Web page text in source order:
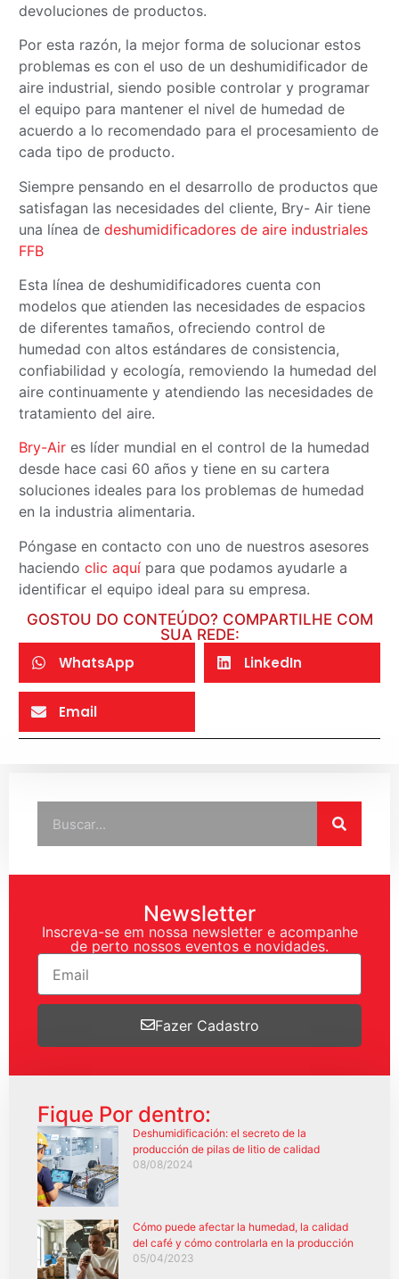
devoluciones de productos.
Por esta razón, la mejor forma de solucionar estos
problemas es con el uso de un deshumidificador de
aire industrial, siendo posible controlar y programar
el equipo para mantener el nivel de humedad de
acuerdo a lo recomendado para el procesamiento de
cada tipo de producto.
Siempre pensando en el desarrollo de productos que
satisfagan las necesidades del cliente, Bry- Air tiene
una línea de deshumidificadores de aire industriales
FFB
Esta línea de deshumidificadores cuenta con
modelos que atienden las necesidades de espacios
de diferentes tamaños, ofreciendo control de
humedad con altos estándares de consistencia,
confiabilidad y ecología, removiendo la humedad del
aire continuamente y atendiendo las necesidades de
tratamiento del aire.
Bry-Air es líder mundial en el control de la humedad
desde hace casi 60 años y tiene en su cartera
soluciones ideales para los problemas de humedad
en la industria alimentaria.
Póngase en contacto con uno de nuestros asesores
haciendo clic aquí para que podamos ayudarle a
identificar el equipo ideal para su empresa.
GOSTOU DO CONTEÚDO? COMPARTILHE COM
SUA REDE:
WhatsApp LinkedIn
Email
Newsletter
Inscreva-se em nossa newsletter e acompanhe
de perto nossos eventos e novidades.
Fazer Cadastro
Fique Por dentro:
Deshumidificación: el secreto de la
producción de pilas de litio de calidad
08/08/2024
Cómo puede afectar la humedad, la calidad
del café y cómo controlarla en la producción
05/04/2023